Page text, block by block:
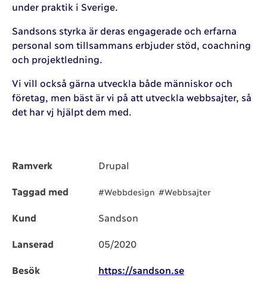
under praktik i Sverige.
Sandsons styrka är deras engagerade och erfarna
personal som tillsammans erbjuder stöd, coachning
och projektledning.
Vi vill också gärna utveckla både människor och
företag, men bäst är vi på att utveckla webbsajter, så
det har vj hjälpt dem med.
Ramverk Drupal
Taggad med #Webbdesign #Webbsajter
Kund Sandson
Lanserad 05/2020
Besök https://sandson.se